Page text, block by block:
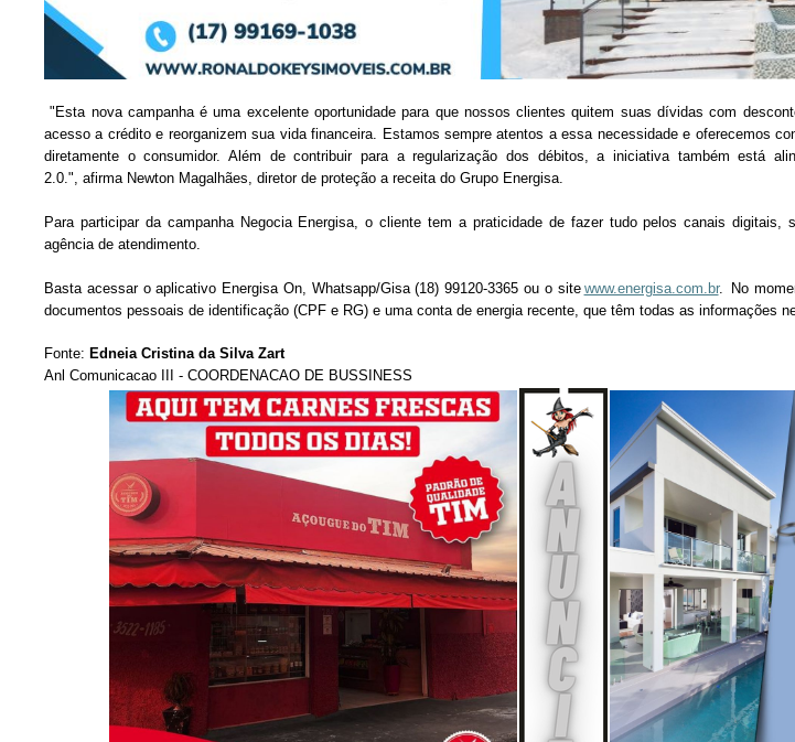
"Esta nova campanha é uma excelente oportunidade para que nossos clientes quitem suas dívidas com
acesso a crédito e reorganizem sua vida financeira. Estamos sempre atentos a essa necessidade e oferecemos
diretamente o consumidor. Além de contribuir para a regularização dos débitos, a iniciativa também está
2.0.", afirma Newton Magalhães, diretor de proteção a receita do Grupo Energisa.
Para participar da campanha Negocia Energisa, o cliente tem a praticidade de fazer tudo pelos canais digitais,
agência de atendimento.
Basta acessar o aplicativo Energisa On, Whatsapp/Gisa (18) 99120-3365 ou o site www.energisa.com.br. No
documentos pessoais de identificação (CPF e RG) e uma conta de energia recente, que têm todas as informações
Fonte: Edneia Cristina da Silva Zart
Anl Comunicacao III - COORDENACAO DE BUSSINESS